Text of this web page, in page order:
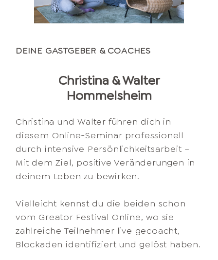
DEINE GASTGEBER & COACHES
Christina & Walter
Hommelsheim
Christina und Walter führen dich in
diesem Online-Seminar professionell
durch intensive Persönlichkeitsarbeit –
Mit dem Ziel, positive Veränderungen in
deinem Leben zu bewirken.
Vielleicht kennst du die beiden schon
vom Greator Festival Online, wo sie
zahlreiche Teilnehmer live gecoacht,
Blockaden identifiziert und gelöst haben.